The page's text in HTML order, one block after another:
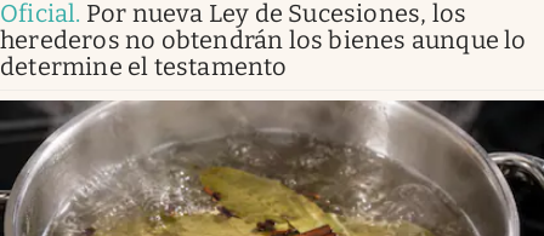
Oficial. Por nueva Ley de Sucesiones, los
herederos no obtendrán los bienes aunque lo
determine el testamento